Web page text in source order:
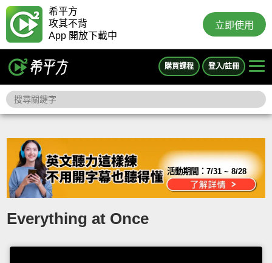
希平方
攻其不背
App 開放下載中
立即使用
購買課程 登入/註冊
活動期間：7/31 ~ 8/28
Everything at Once